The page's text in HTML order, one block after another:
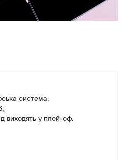
система;
виходять у плей-оф.